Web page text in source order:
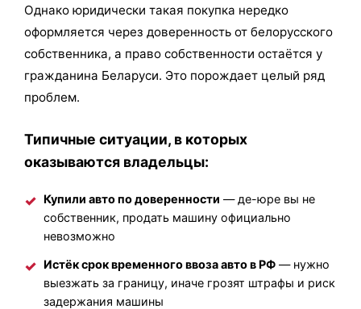
Однако юридически такая покупка нередко
оформляется через доверенность от белорусского
собственника, а право собственности остаётся у
гражданина Беларуси. Это порождает целый ряд
проблем.
Типичные ситуации, в которых
оказываются владельцы:
Купили авто по доверенности — де-юре вы не
собственник, продать машину официально
невозможно
Истёк срок временного ввоза авто в РФ — нужно
выезжать за границу, иначе грозят штрафы и риск
задержания машины